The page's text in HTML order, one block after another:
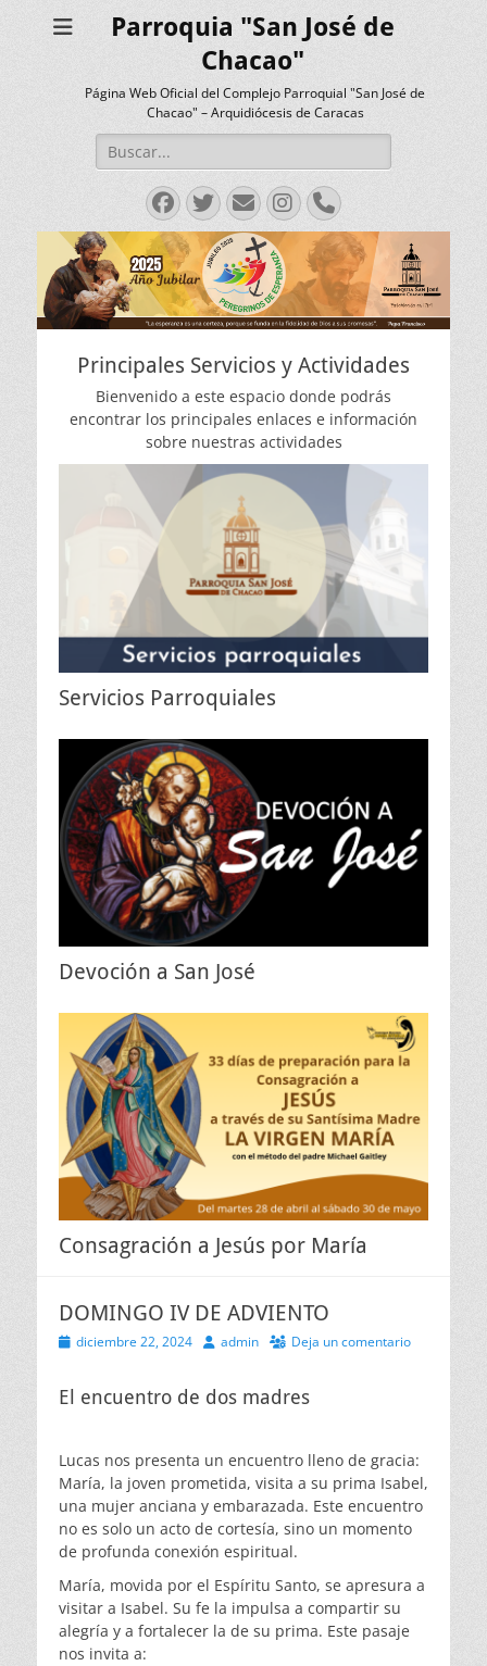
Parroquia "San José de
Chacao"
Página Web Oficial del Complejo Parroquial "San José de
Chacao" – Arquidiócesis de Caracas
Buscar:
Facebook
Twitter
Correo
electrónico
Instagram
Teléfono
Principales Servicios y Actividades
Bienvenido a este espacio donde podrás
encontrar los principales enlaces e información
sobre nuestras actividades
Servicios Parroquiales
Devoción a San José
Consagración a Jesús por María
DOMINGO IV DE ADVIENTO
Publicado
diciembre 22, 2024 Autoradmin Deja un comentario
El encuentro de dos madres
Lucas nos presenta un encuentro lleno de gracia:
María, la joven prometida, visita a su prima Isabel,
una mujer anciana y embarazada. Este encuentro
no es solo un acto de cortesía, sino un momento
de profunda conexión espiritual.
María, movida por el Espíritu Santo, se apresura a
visitar a Isabel. Su fe la impulsa a compartir su
alegría y a fortalecer la de su prima. Este pasaje
nos invita a: